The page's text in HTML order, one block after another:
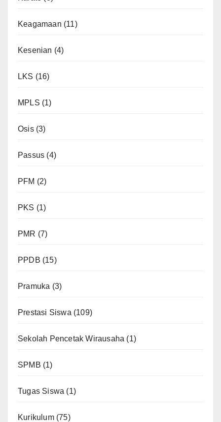
Keagamaan (11)
Kesenian (4)
LKS (16)
MPLS (1)
Osis(3)
Passus (4)
PFM (2)
PKS (1)
PMR (7)
PPDB (15)
Pramuka (3)
Prestasi Siswa (109)
Sekolah Pencetak Wirausaha (1)
SPMB (1)
Tugas Siswa (1)
Kurikulum(75)